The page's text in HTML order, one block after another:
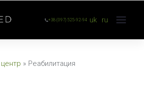
+38 (097) 525-92-94 uk ru
» Реабилитация